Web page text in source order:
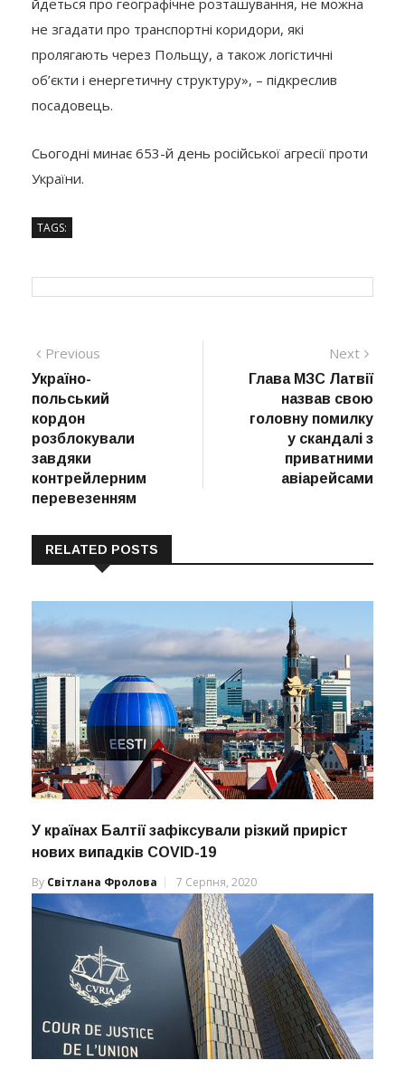
йдеться про географічне розташування, не можна
не згадати про транспортні коридори, які
пролягають через Польщу, а також логістичні
об’єкти і енергетичну структуру», – підкреслив
посадовець.
Сьогодні минає 653-й день російської агресії проти
України.
TAGS:
Навігація
записів
Previous
Україно-
польський
кордон
розблокували
завдяки
контрейлерним
перевезенням
Next
post:
Глава МЗС Латвії
назвав свою
головну помилку
у скандалі з
приватними
авіарейсами
RELATED POSTS
У країнах Балтії зафіксували різкий приріст
нових випадків COVID-19
By Світлана Фролова 7 Серпня, 2020